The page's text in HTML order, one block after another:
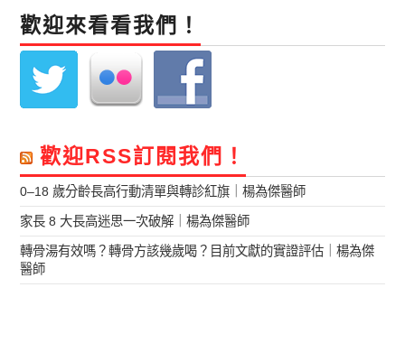
歡迎來看看我們！
歡迎RSS訂閱我們！
0–18 歲分齡長高行動清單與轉診紅旗｜楊為傑醫師
家長 8 大長高迷思一次破解｜楊為傑醫師
轉骨湯有效嗎？轉骨方該幾歲喝？目前文獻的實證評估｜楊為傑
醫師